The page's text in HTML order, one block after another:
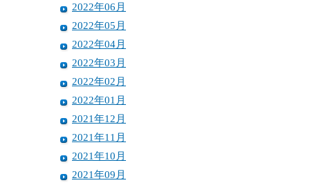
2022年06月
2022年05月
2022年04月
2022年03月
2022年02月
2022年01月
2021年12月
2021年11月
2021年10月
2021年09月